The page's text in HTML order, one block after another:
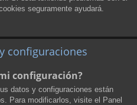
seguramente ayudará.
configuraciones
configuración?
datos y configuraciones están
Para modificarlos, visite el Panel